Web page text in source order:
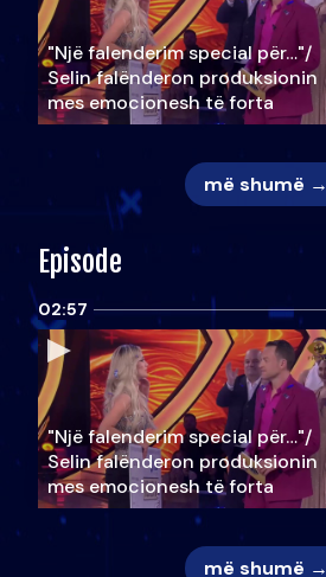
"Një falenderim special për…"/
Selin falënderon produksionin
mes emocionesh të forta
më shumë →
Episode
02:57
"Një falenderim special për…"/
Selin falënderon produksionin
mes emocionesh të forta
më shumë →